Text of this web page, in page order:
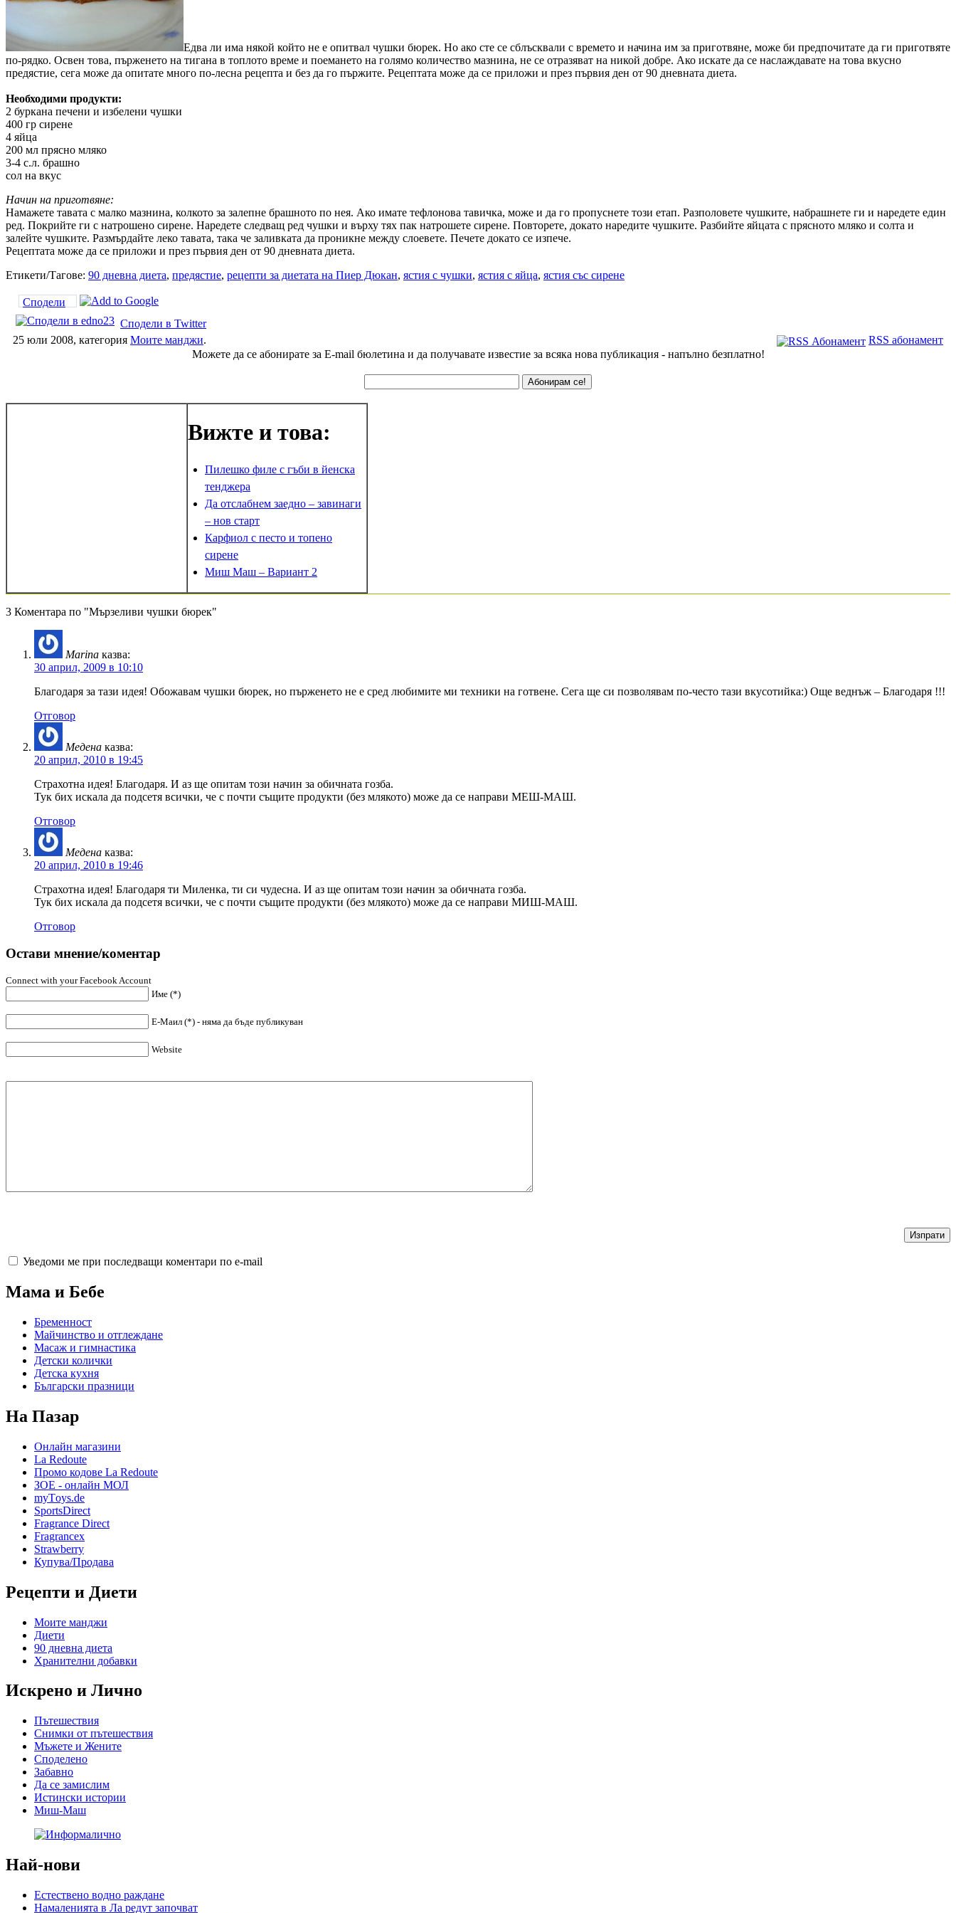
Едва ли има някой който не е опитвал чушки бюрек. Но ако сте се сблъсквали с времето и начина им за приготвяне, може би предпочитате да ги приготвяте
по-рядко. Освен това, пърженето на тигана в топлото време и поемането на голямо количество мазнина, не се отразяват на никой добре. Ако искате да се наслаждавате на това вкусно
предястие, сега може да опитате много по-лесна рецепта и без да го пържите. Рецептата може да се приложи и през първия ден от 90 дневната диета.
Необходими продукти:
2 буркана печени и избелени чушки
400 гр сирене
4 яйца
200 мл прясно мляко
3-4 с.л. брашно
сол на вкус
Начин на приготвяне:
Намажете тавата с малко мазнина, колкото за залепне брашното по нея. Ако имате тефлонова тавичка, може и да го пропуснете този етап. Разполовете чушките, набрашнете ги и наредете един
ред. Покрийте ги с натрошено сирене. Наредете следващ ред чушки и върху тях пак натрошете сирене. Повторете, докато наредите чушките. Разбийте яйцата с прясното мляко и солта и
залейте чушките. Размърдайте леко тавата, така че заливката да проникне между слоевете. Печете докато се изпече.
Рецептата може да се приложи и през първия ден от 90 дневната диета.
Етикети/Тагове: 90 дневна диета, предястие, рецепти за диетата на Пиер Дюкан, ястия с чушки, ястия с яйца, ястия със сирене
Сподели
Сподели в Twitter
25 юли 2008, категория Моите манджи.
RSS абонамент
Можете да се абонирате за E-mail бюлетина и да получавате известие за всяка нова публикация - напълно безплатно!
Вижте и това:
Пилешко филе с гъби в йенска
тенджера
Да отслабнем заедно – завинаги
– нов старт
Карфиол с песто и топено
сирене
Миш Маш – Вариант 2
3 Коментара по "Мързеливи чушки бюрек"
Marina казва:
30 април, 2009 в 10:10
Благодаря за тази идея! Обожавам чушки бюрек, но пърженето не е сред любимите ми техники на готвене. Сега ще си позволявам по-често тази вкусотийка:) Още веднъж – Благодаря !!!
Отговор
Медена казва:
20 април, 2010 в 19:45
Страхотна идея! Благодаря. И аз ще опитам този начин за обичната гозба.
Тук бих искала да подсетя всички, че с почти същите продукти (без млякото) може да се направи МЕШ-МАШ.
Отговор
Медена казва:
20 април, 2010 в 19:46
Страхотна идея! Благодаря ти Миленка, ти си чудесна. И аз ще опитам този начин за обичната гозба.
Тук бих искала да подсетя всички, че с почти същите продукти (без млякото) може да се направи МИШ-МАШ.
Отговор
Остави мнение/коментар
Connect with your Facebook Account
Име (*)
Е-Маил (*) - няма да бъде публикуван
Website
Уведоми ме при последващи коментари по e-mail
Мама и Бебе
Бременност
Майчинство и отглеждане
Масаж и гимнастика
Детски колички
Детска кухня
Български празници
На Пазар
Онлайн магазини
La Redoute
Промо кодове La Redoute
ЗОЕ - онлайн МОЛ
myТoys.de
SportsDirect
Fragrance Direct
Fragrancex
Strawberry
Купува/Продава
Рецепти и Диети
Моите манджи
Диети
90 дневна диета
Хранителни добавки
Искрено и Лично
Пътешествия
Снимки от пътешествия
Мъжете и Жените
Спoделено
Забавно
Да се замислим
Истински истории
Миш-Маш
Най-нови
Естествено водно раждане
Намаленията в Ла редут започват